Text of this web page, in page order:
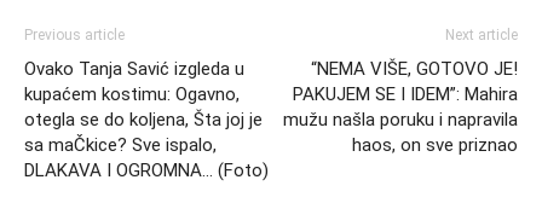
Previous article
Ovako Tanja Savić izgleda u
kupaćem kostimu: Ogavno,
otegla se do koljena, Šta joj je
sa maČkice? Sve ispalo,
DLAKAVA I OGROMNA… (Foto)
Next article
“NEMA VIŠE, GOTOVO JE!
PAKUJEM SE I IDEM”: Mahira
mužu našla poruku i napravila
haos, on sve priznao